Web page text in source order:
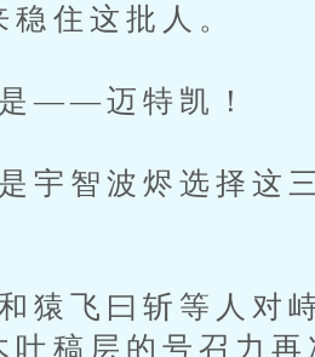
稳住这批人。
——迈特凯！
智波烬选择这
飞曰斩等人对
叶稿层的号召力